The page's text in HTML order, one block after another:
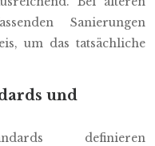
Sanierungen
um das tatsächliche
und
definieren